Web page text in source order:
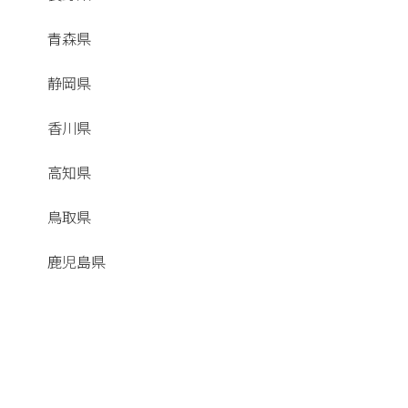
青森県
静岡県
香川県
高知県
鳥取県
鹿児島県